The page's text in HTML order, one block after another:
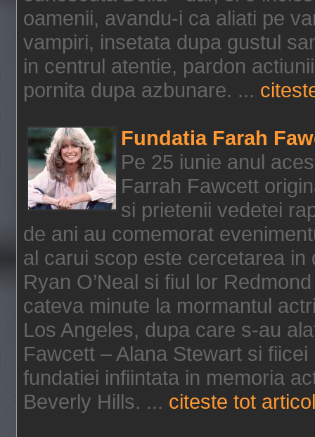
oamenii, avandu-i ca aliati pe
vampiri, insetata dupa gustul
in centrul atentie, pardon
pornita dupa azbunare. ...
Fundatia Farah
Pe 25 iunie anul
Farrah Fawcett
si prietenii vedetei
de ani au comemorat
al carui scop este cercetarea
Ryan O’Neal si fiul lor
cateva minute la mormantul
Los Angeles, dupa care s-au
Fawcett – Alana Stewart si fiicei
fundatiei infiintata in memoria
Beverly Hills. ... citeste tot